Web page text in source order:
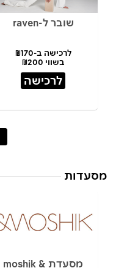
שובר ל-raven
לרכישה ב-₪170
בשווי ₪200
לרכישה
מסעדות
מסעדת & moshik